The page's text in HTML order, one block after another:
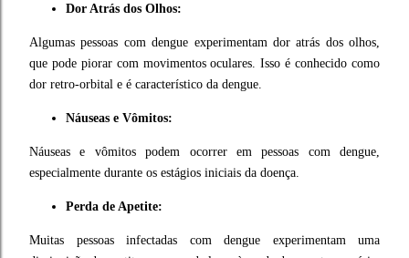
Dor Atrás dos Olhos:
Algumas pessoas com dengue experimentam dor atrás dos olhos,
que pode piorar com movimentos oculares. Isso é conhecido como
dor retro-orbital e é característico da dengue.
Náuseas e Vômitos:
Náuseas e vômitos podem ocorrer em pessoas com dengue,
especialmente durante os estágios iniciais da doença.
Perda de Apetite:
Muitas pessoas infectadas com dengue experimentam uma